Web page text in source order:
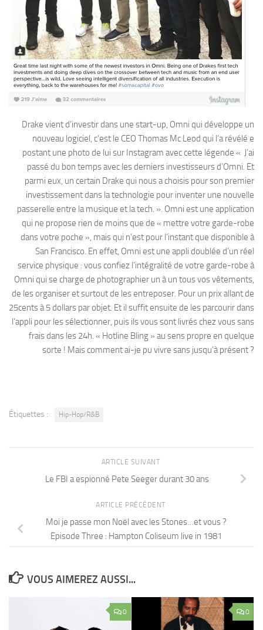
Drake vient d’investir dans une start-up, Omni qui développe un
nouveau logiciel, c’est le CEO Thomas Mc Leod qui l’a révélé e
postant une photo de lui sur Instagram avec cette légende « J’ai
passé du bon temps avec les derniers investisseurs d’Omni. Et
parmi eux, un certain Drake qui nous a choisis pour son premier
investissement dans la technologie pour inventer une nouvelle
passerelle entre la musique et la tech. ». Omni est une application
qui ne propose rien de moins que de « mettre votre garde-robe
dans votre poche », mais qui n’est pour l’instant que disponible à
San Francisco. En effet, Omni est une appli doublée d’un réel
service physique : vous confiez l’intégralité de votre garde-robe à
Omni qui se charge de photographier un à un tous vos vêtements,
de les organiser et surtout de les entreposer. Pour un prix allant de
25cents à 5 dollars par objet. Et il suffit ensuite de les parcourir dans
l’appli pour les sélectionner, puis ils vous sont livrés chez vous sans
frais dans les 24h. « Hotline Bling » au sens propre en quelque
sorte ! Mais comment ai-je pu vivre sans jusqu’à présent ?
Étiquettes : Hip-Hop/R&B
ARTICLE SUIVANT
Le FBI a espionné Pete Seeger durant 30 ans
ARTICLE PRÉCÉDENT
Moi je passe mon Noël avec les Stones…et vous ?
Episode Three : Hampton Coliseum live in 1981
VOUS AIMEREZ AUSSI...
0 0